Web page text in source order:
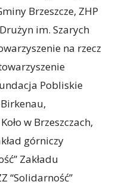
Brzeszcze, ZHP
im. Szarych
na rzecz
Pobliskie
w Brzeszczach,
górniczy
Zakładu
“Solidarność”